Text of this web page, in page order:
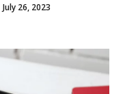
July 26, 2023